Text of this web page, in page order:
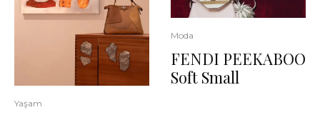
Yaşam
Moda
FENDI PEEKABOO
Soft Small